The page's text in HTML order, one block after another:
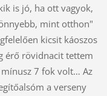
is jó, ha ott vagyok,
mint otthon"
kicsit káoszos
érő rövidnacit tettem
7 fok volt… Az
a verseny